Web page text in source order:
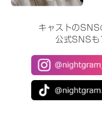
キャストのSNS
公式SNSも